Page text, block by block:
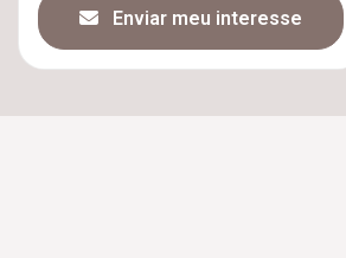
Enviar meu interesse